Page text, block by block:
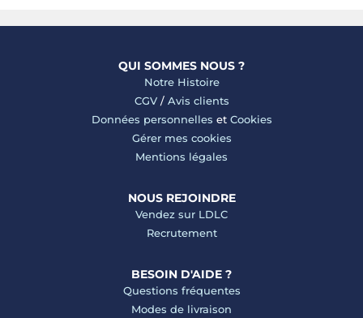
QUI SOMMES NOUS ?
Notre Histoire
CGV/ Avis clients
Données personnelles et Cookies
Gérer mes cookies
Mentions légales
NOUS REJOINDRE
Vendez sur LDLC
Recrutement
BESOIN D'AIDE ?
Questions fréquentes
Modes de livraison